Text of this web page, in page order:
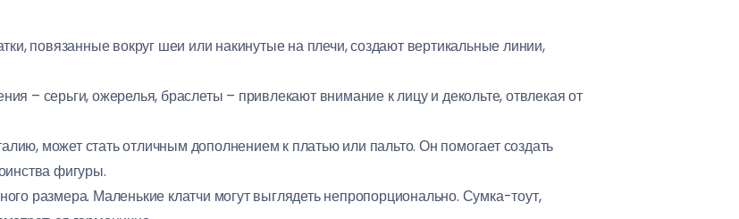
повязанные вокруг шеи или накинутые на плечи, создают вертикальные линии,
– серьги, ожерелья, браслеты – привлекают внимание к лицу и декольте, отвлекая от
может стать отличным дополнением к платью или пальто. Он помогает создать
фигуры.
размера. Маленькие клатчи могут выглядеть непропорционально. Сумка-тоут,